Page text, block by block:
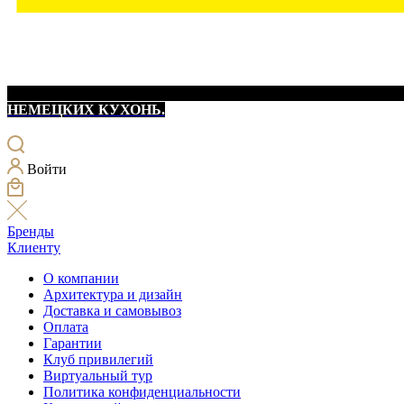
НЕМЕЦКИХ КУХОНЬ.
Войти
Бренды
Клиенту
О компании
Архитектура и дизайн
Доставка и самовывоз
Оплата
Гарантии
Клуб привилегий
Виртуальный тур
Политика конфиденциальности